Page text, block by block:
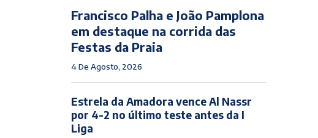
Francisco Palha e João Pamplona
em destaque na corrida das
Festas da Praia
4 De Agosto, 2026
Estrela da Amadora vence Al Nassr
por 4-2 no último teste antes da I
Liga